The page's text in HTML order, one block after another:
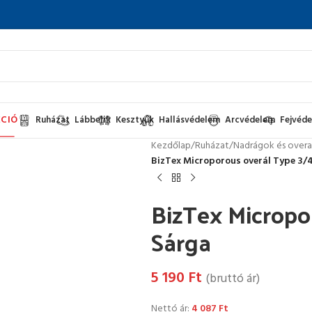
Ruházat Lábbelik Kesztyűk Hallásvédelem Arcvédelem
Kezdőlap/Ruházat/Nadrágok és
BizTex Microporous overál Type 3/
BizTex
Sárga
5 190 Ft (bruttó ár)